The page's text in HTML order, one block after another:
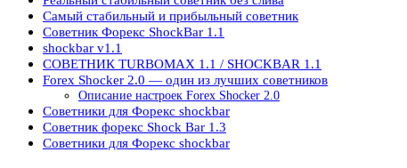
Самый стабильный и прибыльный советник
Советник Форекс ShockBar 1.1
shockbar v1.1
СОВЕТНИК TURBOMAX 1.1 / SHOCKBAR 1.1
Forex Shocker 2.0 — один из лучших советников
Описание настроек Forex Shocker 2.0
Советники для Форекс shockbar
Советник форекс Shock Bar 1.3
Советники для Форекс shockbar